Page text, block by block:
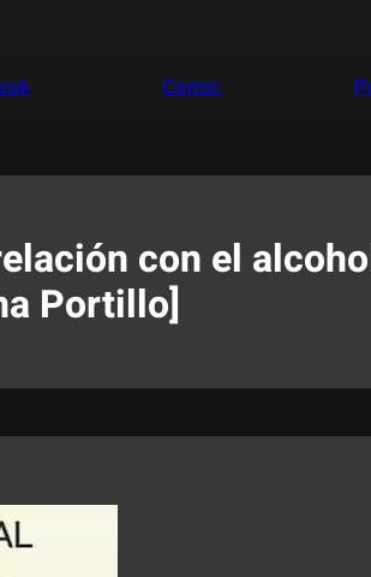
Comic
con el
Portillo]